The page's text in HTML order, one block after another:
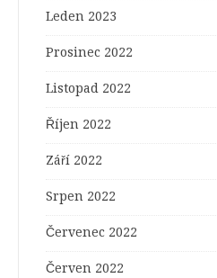
Leden 2023
Prosinec 2022
Listopad 2022
Říjen 2022
Září 2022
Srpen 2022
Červenec 2022
Červen 2022